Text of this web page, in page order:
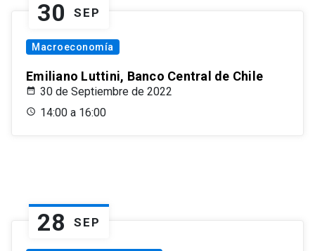
30 SEP
Macroeconomía
Emiliano Luttini, Banco Central de Chile
30 de Septiembre de 2022
14:00 a 16:00
28 SEP